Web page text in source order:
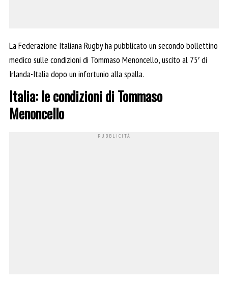
La Federazione Italiana Rugby ha pubblicato un secondo bollettino
medico sulle condizioni di Tommaso Menoncello, uscito al 75′ di
Irlanda-Italia dopo un infortunio alla spalla.
Italia: le condizioni di Tommaso
Menoncello